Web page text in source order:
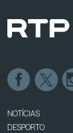
NOTÍCIAS
DESPORTO